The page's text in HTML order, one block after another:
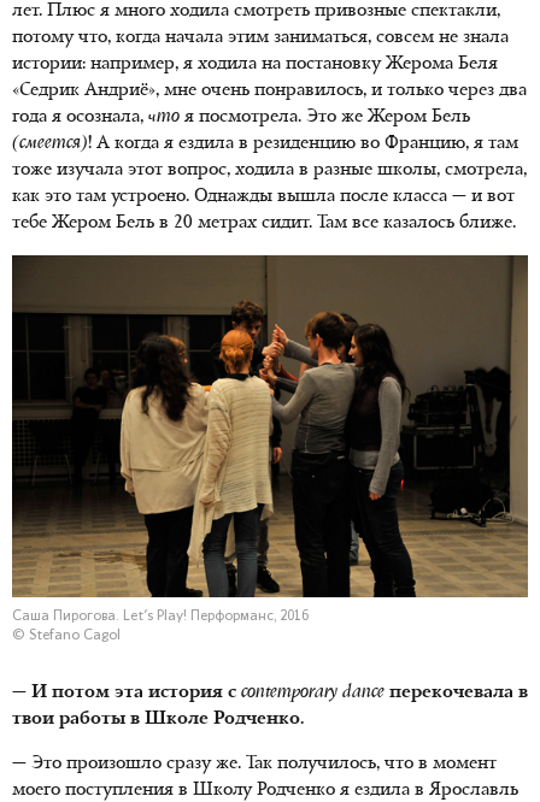
лет. Плюс я много ходила смотреть привозные спектакли,
потому что, когда начала этим заниматься, совсем не знала
истории: например, я ходила на постановку Жерома Беля
«Седрик Андриё», мне очень понравилось, и только через два
года я осознала, что я посмотрела. Это же Жером Бель
(смеется)! А когда я ездила в резиденцию во Францию, я там
тоже изучала этот вопрос, ходила в разные школы, смотрела,
как это там устроено. Однажды вышла после класса — и вот
тебе Жером Бель в 20 метрах сидит. Там все казалось ближе.
Саша Пирогова. Let's Play! Перформанс, 2016
© Stefano Cagol
— И потом эта история с contemporary dance перекочевала в
твои работы в Школе Родченко.
— Это произошло сразу же. Так получилось, что в момент
моего поступления в Школу Родченко я ездила в Ярославль